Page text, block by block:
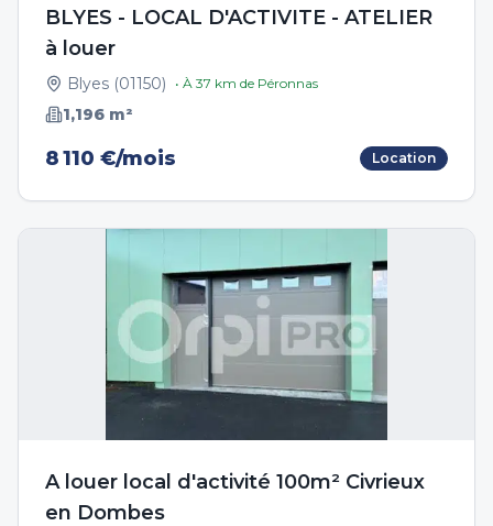
BLYES - LOCAL D'ACTIVITE - ATELIER
à louer
Blyes (01150) • À 37 km de Péronnas
1,196 m²
8 110 €/mois Location
A louer local d'activité 100m² Civrieux
en Dombes